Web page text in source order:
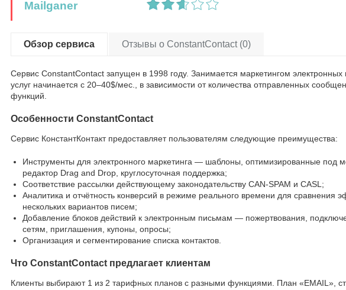
Mailganer
Обзор сервиса Отзывы о ConstantContact (0)
Сервис ConstantContact запущен в 1998 году. Занимается маркетингом
услуг начинается с 20–40$/мес., в зависимости от количества отправленных
функций.
Особенности ConstantContact
Сервис КонстантКонтакт предоставляет пользователям следующие преимущества:
Инструменты для электронного маркетинга — шаблоны, оптимизированные под
редактор Drag and Drop, круглосуточная поддержка;
Соответствие рассылки действующему законодательству CAN-SPAM и CASL;
Аналитика и отчётность конверсий в режиме реального времени для сравнения
нескольких вариантов писем;
Добавление блоков действий к электронным письмам — пожертвования,
сетям, приглашения, купоны, опросы;
Организация и сегментирование списка контактов.
Что ConstantContact предлагает клиентам
Клиенты выбирают 1 из 2 тарифных планов с разными функциями. План «EMAIL»,